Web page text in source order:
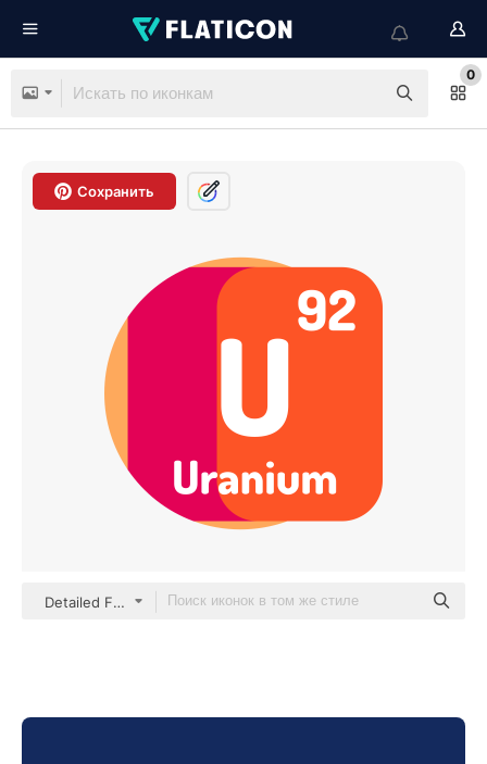
0
Сохранить
Detailed Flat Circular Flat